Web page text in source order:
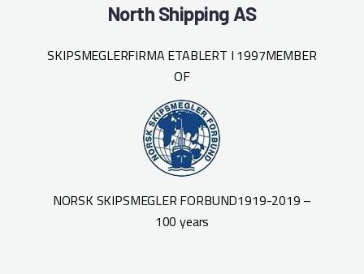
North Shipping AS
SKIPSMEGLERFIRMA ETABLERT I 1997MEMBER
OF
NORSK SKIPSMEGLER FORBUND1919-2019 –
100 years